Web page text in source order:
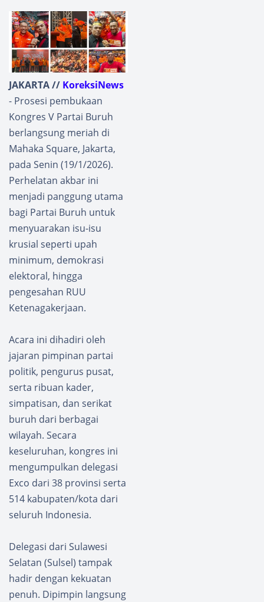
JAKARTA // KoreksiNews
- Prosesi pembukaan
Kongres V Partai Buruh
berlangsung meriah di
Mahaka Square, Jakarta,
pada Senin (19/1/2026).
Perhelatan akbar ini
menjadi panggung utama
bagi Partai Buruh untuk
menyuarakan isu-isu
krusial seperti upah
minimum, demokrasi
elektoral, hingga
pengesahan RUU
Ketenagakerjaan.
Acara ini dihadiri oleh
jajaran pimpinan partai
politik, pengurus pusat,
serta ribuan kader,
simpatisan, dan serikat
buruh dari berbagai
wilayah. Secara
keseluruhan, kongres ini
mengumpulkan delegasi
Exco dari 38 provinsi serta
514 kabupaten/kota dari
seluruh Indonesia.
Delegasi dari Sulawesi
Selatan (Sulsel) tampak
hadir dengan kekuatan
penuh. Dipimpin langsung